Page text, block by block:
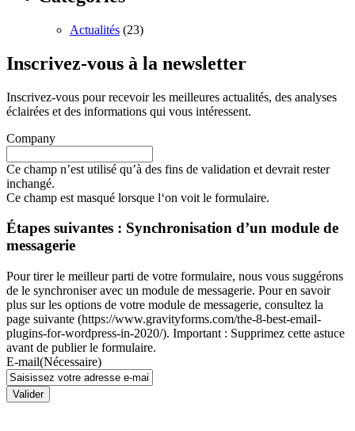
Actualités (23)
Inscrivez-vous à la newsletter
Inscrivez-vous pour recevoir les meilleures actualités, des analyses
éclairées et des informations qui vous intéressent.
Company
Ce champ n’est utilisé qu’à des fins de validation et devrait rester
inchangé.
Ce champ est masqué lorsque l‘on voit le formulaire.
Étapes suivantes : Synchronisation d’un module de
messagerie
Pour tirer le meilleur parti de votre formulaire, nous vous suggérons
de le synchroniser avec un module de messagerie. Pour en savoir
plus sur les options de votre module de messagerie, consultez la
page suivante (https://www.gravityforms.com/the-8-best-email-
plugins-for-wordpress-in-2020/). Important : Supprimez cette astuce
avant de publier le formulaire.
E-mail(Nécessaire)
Valider